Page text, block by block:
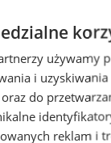
używamy
i
do
reklam i